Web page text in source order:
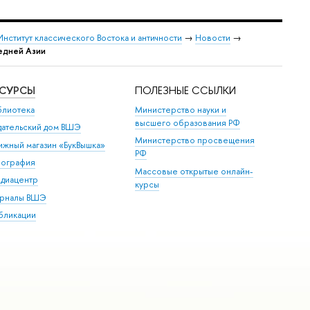
классического Востока и античности → Новости →
Азии
дом ВШЭ
магазин «БукВышка»
ВШЭ
ПОЛЕЗНЫЕ ССЫЛКИ
Министерство науки и
высшего образования РФ
Министерство просвещения
РФ
Массовые открытые онлайн-
курсы